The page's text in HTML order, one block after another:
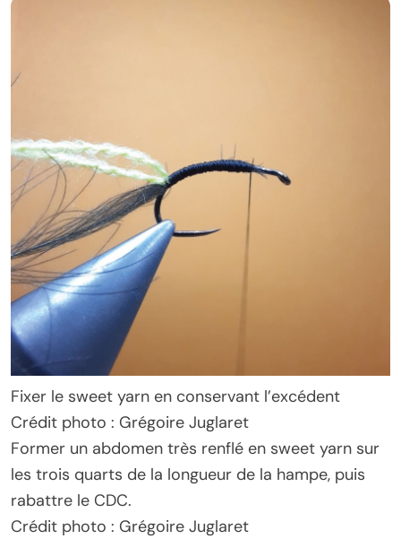
Fixer le sweet yarn en conservant l’excédent
Crédit photo : Grégoire Juglaret
Former un abdomen très renflé en sweet yarn sur
les trois quarts de la longueur de la hampe, puis
rabattre le CDC.
Crédit photo : Grégoire Juglaret